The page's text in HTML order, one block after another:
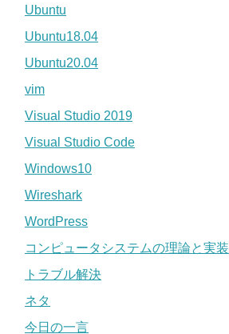
Ubuntu
Ubuntu18.04
Ubuntu20.04
vim
Visual Studio 2019
Visual Studio Code
Windows10
Wireshark
WordPress
コンピュータシステムの理論と実装
トラブル解決
ネタ
今日の一言